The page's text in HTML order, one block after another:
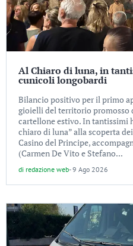
Al Chiaro di luna, in
cunicoli longobardi
Bilancio positivo per il primo
gioielli del territorio promosso
cartellone estivo. In tantissimi
chiaro di luna” alla scoperta
Casino del Principe,
(Carmen De Vito e Stefano...
di redazione web-9 Ago 2026